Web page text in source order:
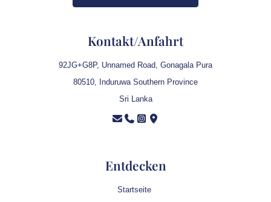
Kontakt/Anfahrt
92JG+G8P, Unnamed Road, Gonagala Pura
80510, Induruwa Southern Province
Sri Lanka
Entdecken
Startseite